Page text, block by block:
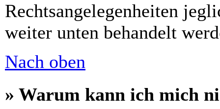
Rechtsangelegenheiten
weiter unten behandelt
Nach oben
» Warum kann ich mich